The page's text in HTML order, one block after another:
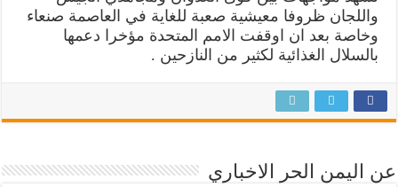
واللجان ظروفا معيشية صعبة للغاية في العاصمة صنعاء
وخاصة بعد ان اوقفت الامم المتحدة مؤخرا دعمها
بالسلال الغذائية لكثير من النازحين .
عن اليمن الحر الاخباري